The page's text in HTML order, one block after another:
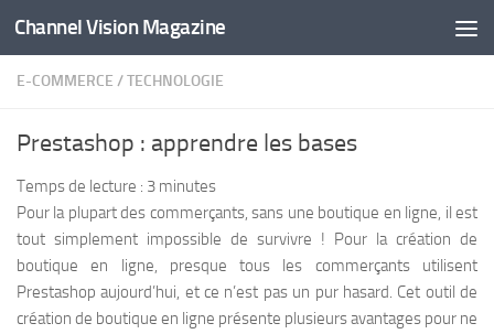
Skip to content
Channel Vision Magazine
E-COMMERCE /TECHNOLOGIE
Prestashop : apprendre les bases
Temps de lecture : 3 minutes
Pour la plupart des commerçants, sans une boutique en ligne, il est
tout simplement impossible de survivre ! Pour la création de
boutique en ligne, presque tous les commerçants utilisent
Prestashop aujourd’hui, et ce n’est pas un pur hasard. Cet outil de
création de boutique en ligne présente plusieurs avantages pour ne